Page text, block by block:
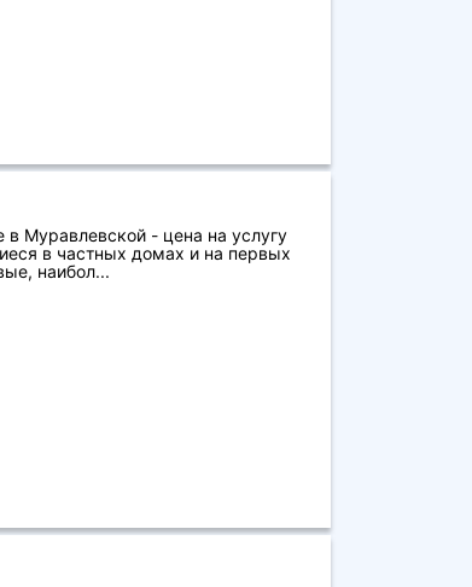
Муравлевской - цена на услугу
в частных домах и на первых
наибол...